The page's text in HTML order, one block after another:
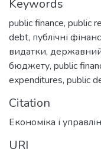
Keywords
public finance, public
debt, публічні
видатки,
бюджету, public
expenditures, public
Citation
Економіка і
URI